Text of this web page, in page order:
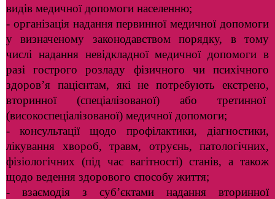
видів медичної допомоги населенню;
- організація надання первинної медичної допомоги
у визначеному законодавством порядку, в тому
числі надання невідкладної медичної допомоги в
разі гострого розладу фізичного чи психічного
здоров’я пацієнтам, які не потребують екстрено,
вторинної (спеціалізованої) або третинної
(високоспеціалізованої) медичної допомоги;
- консультації щодо профілактики, діагностики,
лікування хвороб, травм, отруєнь, патологічних,
фізіологічних (під час вагітності) станів, а також
щодо ведення здорового способу життя;
- взаємодія з суб’єктами надання вторинної